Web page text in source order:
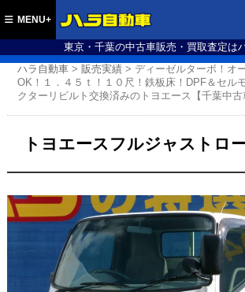
東京・千葉の中古車販売・買取査定は
MENU+
ハラ自動車 >販売実績 > ディーゼルターボ！オ
OK！１．４５ｔ！１０尺！鉄板床！DPF＆セル
クターリビルト交換済みのトヨエース【千葉中古
トヨエースフルジャストロ